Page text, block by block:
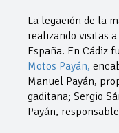
La legación de la
realizando visitas
España. En Cádiz
Motos Payán,
Manuel Payán,
gaditana; Sergio
Payán,